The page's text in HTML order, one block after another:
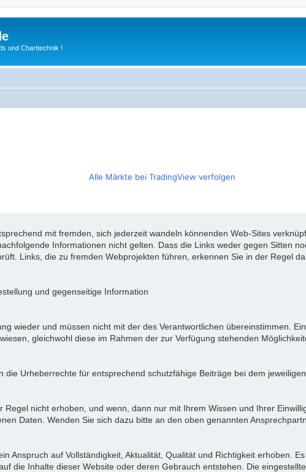
und Charttechnik !
Alle Märkte bei TradingView verfolgen
mit fremden, sich jederzeit wandeln könnenden Web-Sites
Informationen nicht gelten. Dass die Links weder gegen Sitten
Links, die zu fremden Webprojekten führen, erkennen Sie in der Regel
und gegenseitige Information
wieder und müssen nicht mit der des Verantwortlichen übereinstimmen.
gleichwohl diese im Rahmen der zur Verfügung stehenden
Urheberrechte für entsprechend schutzfähige Beiträge bei dem jeweiligen
nicht erhoben, und wenn, dann nur mit Ihrem Wissen und Ihrer
Daten. Wenden Sie sich dazu bitte an den oben genannten
Anspruch auf Vollständigkeit, Aktualität, Qualität und Richtigkeit erhoben.
die Inhalte dieser Website oder deren Gebrauch entstehen. Die